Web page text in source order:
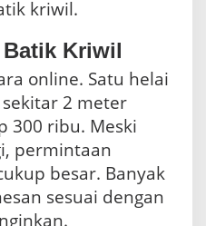
kriwil.
Batik Kriwil
online. Satu helai
2 meter
300 ribu. Meski
permintaan
besar. Banyak
sesuai dengan